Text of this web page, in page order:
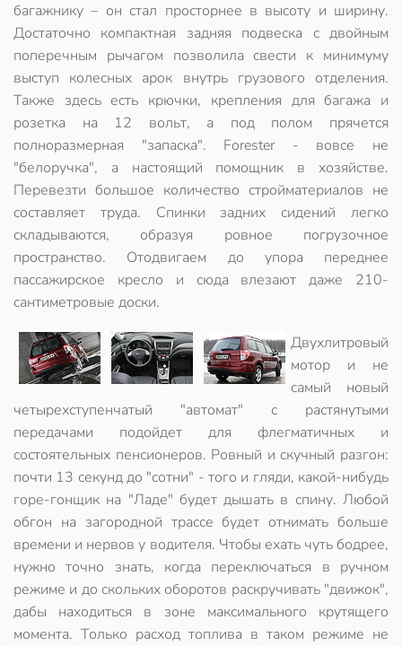
багажнику – он стал просторнее в высоту и ширину.
Достаточно компактная задняя подвеска с двойным
поперечным рычагом позволила свести к минимуму
выступ колесных арок внутрь грузового отделения.
Также здесь есть крючки, крепления для багажа и
розетка на 12 вольт, а под полом прячется
полноразмерная "запаска". Forester - вовсе не
"белоручка", а настоящий помощник в хозяйстве.
Перевезти большое количество стройматериалов не
составляет труда. Спинки задних сидений легко
складываются, образуя ровное погрузочное
пространство. Отодвигаем до упора переднее
пассажирское кресло и сюда влезают даже 210-
сантиметровые доски.
Двухлитровый
мотор и не
самый новый
четырехступенчатый "автомат" с растянутыми
передачами подойдет для флегматичных и
состоятельных пенсионеров. Ровный и скучный разгон:
почти 13 секунд до "сотни" - того и гляди, какой-нибудь
горе-гонщик на "Ладе" будет дышать в спину. Любой
обгон на загородной трассе будет отнимать больше
времени и нервов у водителя. Чтобы ехать чуть бодрее,
нужно точно знать, когда переключаться в ручном
режиме и до скольких оборотов раскручивать "движок",
дабы находиться в зоне максимального крутящего
момента. Только расход топлива в таком режиме не